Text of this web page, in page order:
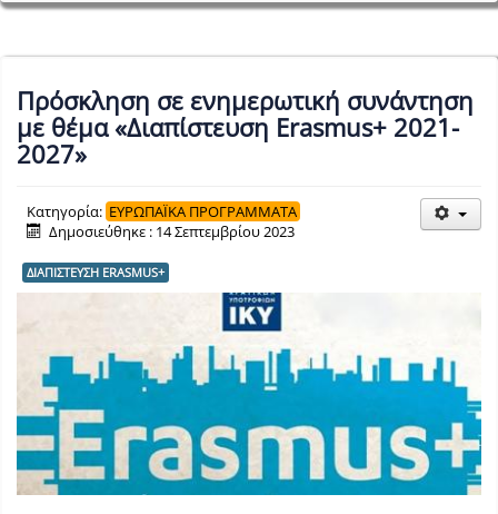
Πρόσκληση σε ενημερωτική συνάντηση
με θέμα «Διαπίστευση Erasmus+ 2021-
2027»
Κατηγορία: ΕΥΡΩΠΑΪΚΑ ΠΡΟΓΡΑΜΜΑΤΑ
Δημοσιεύθηκε : 14 Σεπτεμβρίου 2023
ΔΙΑΠΙΣΤΕΥΣΗ ERASMUS+